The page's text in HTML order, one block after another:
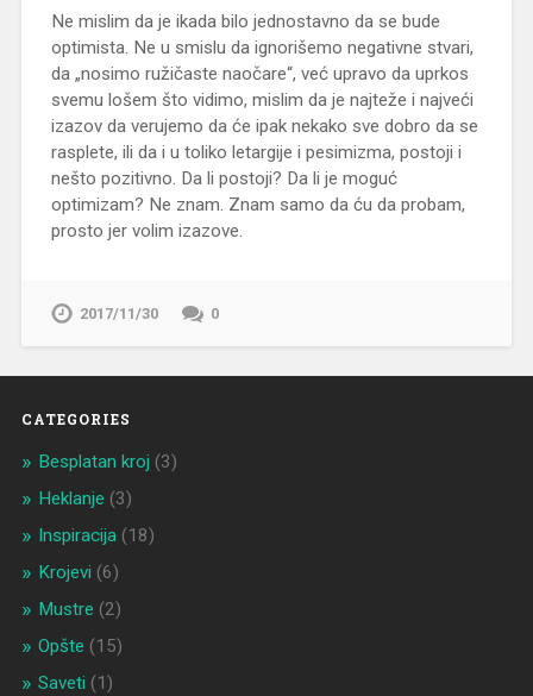
Ne mislim da je ikada bilo jednostavno da se bude
optimista. Ne u smislu da ignorišemo negativne stvari,
da „nosimo ružičaste naočare“, već upravo da uprkos
svemu lošem što vidimo, mislim da je najteže i najveći
izazov da verujemo da će ipak nekako sve dobro da se
rasplete, ili da i u toliko letargije i pesimizma, postoji i
nešto pozitivno. Da li postoji? Da li je moguć
optimizam? Ne znam. Znam samo da ću da probam,
prosto jer volim izazove.
2017/11/30 0
CATEGORIES
Besplatan kroj (3)
Heklanje (3)
Inspiracija(18)
Krojevi (6)
Mustre (2)
Opšte (15)
Saveti (1)